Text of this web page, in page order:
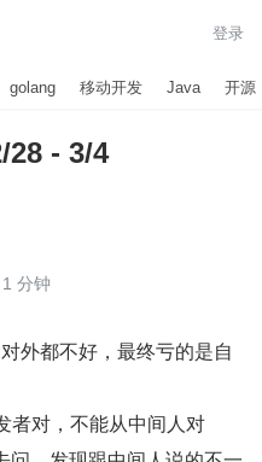
登录
golang 移动开发 Java 开源
28 - 3/4
分钟
外都不好，最终亏的是自
者对，不能从中间人对